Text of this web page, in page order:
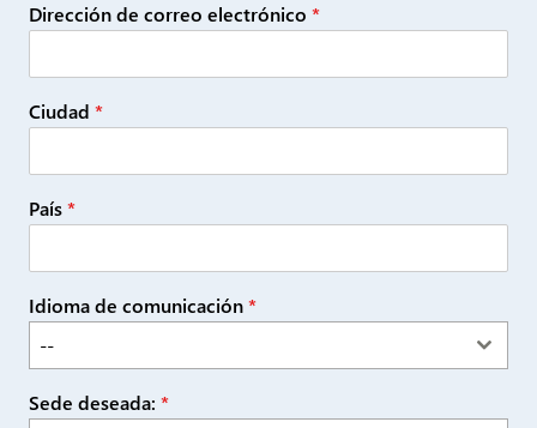
Dirección de correo electrónico *
Ciudad *
País*
Idioma de comunicación*
--
Sede deseada: *